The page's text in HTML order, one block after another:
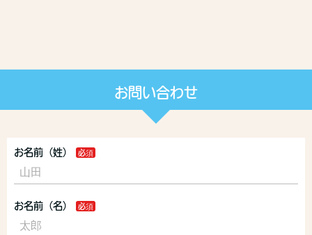
お問い合わせ
お名前（姓）
お名前（名）